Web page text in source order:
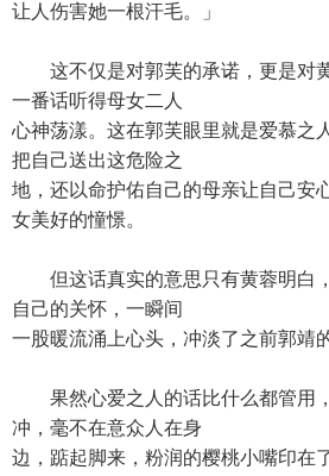
让人伤害她一根汗毛。」
这不仅是对郭芙的承诺，更是对
一番话听得母女二人
心神荡漾。这在郭芙眼里就是爱慕之
把自己送出这危险之
地，还以命护佑自己的母亲让自己安
女美好的憧憬。
但这话真实的意思只有黄蓉明白
自己的关怀，一瞬间
一股暖流涌上心头，冲淡了之前郭靖
果然心爱之人的话比什么都管用
冲，毫不在意众人在身
边，踮起脚来，粉润的樱桃小嘴印在